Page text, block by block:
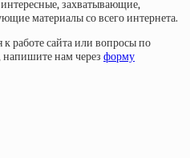
захватывающие,
материалы со всего интернета.
работе сайта или вопросы по
нам через форму